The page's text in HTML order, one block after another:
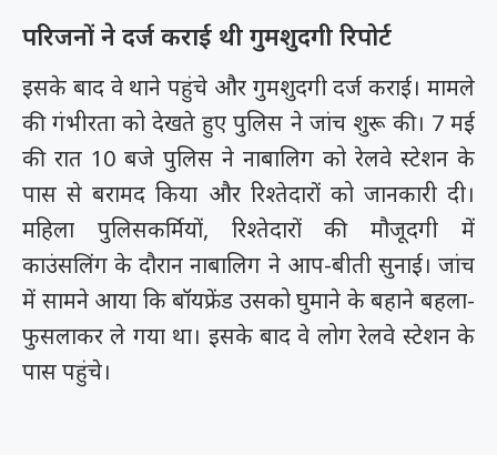
परिजनों ने दर्ज कराई थी गुमशुदगी रिपोर्ट
इसके बाद वे थाने पहुंचे और गुमशुदगी दर्ज कराई। मामले
की गंभीरता को देखते हुए पुलिस ने जांच शुरू की। 7 मई
की रात 10 बजे पुलिस ने नाबालिग को रेलवे स्टेशन के
पास से बरामद किया और रिश्तेदारों को जानकारी दी।
महिला पुलिसकर्मियों, रिश्तेदारों की मौजूदगी में
काउंसलिंग के दौरान नाबालिग ने आप-बीती सुनाई। जांच
में सामने आया कि बॉयफ्रेंड उसको घुमाने के बहाने बहला-
फुसलाकर ले गया था। इसके बाद वे लोग रेलवे स्टेशन के
पास पहुंचे।